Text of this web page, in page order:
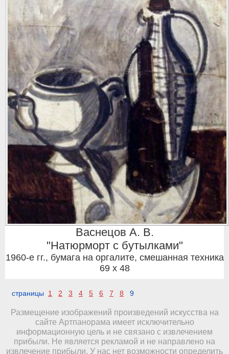
Васнецов А. В.
"Натюрморт с бутылками"
1960-е гг., бумага на оргалите, смешанная техника
69 x 48
страницы 1 2 3 4 5 6 7 8 9
Размещение изображений произведений искусства на
сайте Артпанорама имеет исключительно
информационную цель и не связано с извлечением
прибыли. Не является рекламой и не направлено на
извлечение прибыли. У нас нет возможности определить